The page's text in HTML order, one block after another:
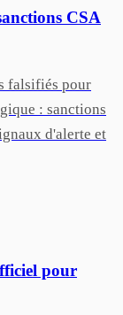
CSA
falsifiés pour
: sanctions
d'alerte et
pour